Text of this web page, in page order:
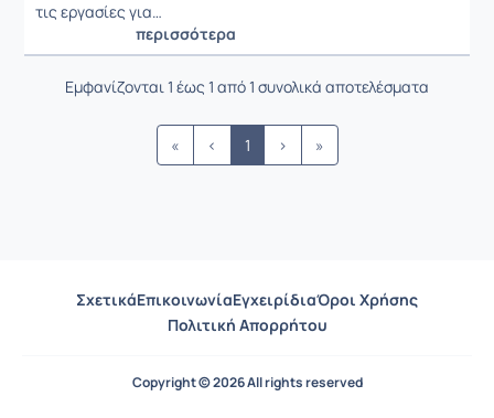
τις εργασίες για…
περισσότερα
Εμφανίζονται 1 έως 1 από 1 συνολικά αποτελέσματα
« ‹ 1 › »
ΣχετικάΕπικοινωνίαΕγχειρίδιαΌροι Χρήσης
Πολιτική Απορρήτου
Copyright © 2026 All rights reserved